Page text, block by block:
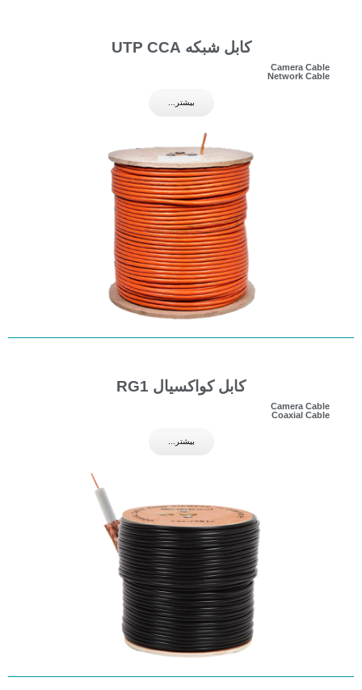
کابل شبکه UTP CCA
Camera Cable
Network Cable
بیشتر...
کابل کواکسیال RG1
Camera Cable
Coaxial Cable
بیشتر...